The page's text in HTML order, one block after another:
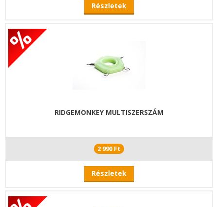
Részletek
RIDGEMONKEY MULTISZERSZÁM
2 990 Ft
Részletek